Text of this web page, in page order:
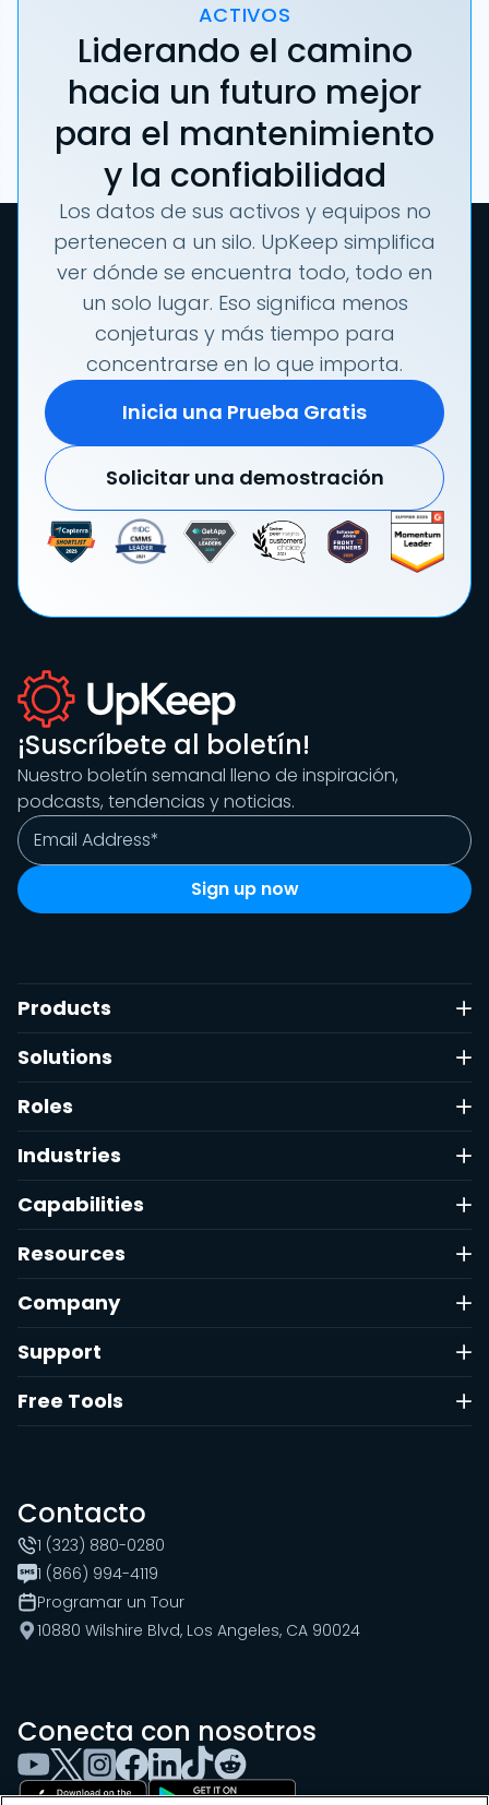
ACTIVOS
Liderando el camino
hacia un futuro mejor
para el mantenimiento
y la confiabilidad
Los datos de sus activos y equipos no
pertenecen a un silo. UpKeep simplifica
ver dónde se encuentra todo, todo en
un solo lugar. Eso significa menos
conjeturas y más tiempo para
concentrarse en lo que importa.
Inicia una Prueba Gratis
Solicitar una demostración
¡Suscríbete al boletín!
Nuestro boletín semanal lleno de inspiración,
podcasts, tendencias y noticias.
Products
Solutions
Roles
Industries
Capabilities
Resources
Company
Support
Free Tools
Contacto
1 (323) 880-0280
1 (866) 994-4119
Programar un Tour
10880 Wilshire Blvd, Los Angeles, CA 90024
Conecta con nosotros